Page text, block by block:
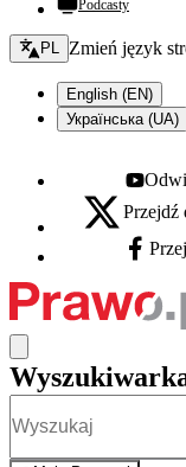
Podcasty
Zmień język - bieżący:
PL Zmień język
English (EN)
Українська (UA)
Youtube -
X - otwiera się w
Przejdź
Facebook